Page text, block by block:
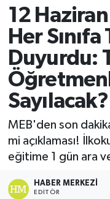
12
Her
Duyurdu:
Sayılacak?
MEB'den son
mi açıklaması!
eğitime 1 gün ara
HABER MERKEZI
EDITÖR
Balya
Bandırma
Bigadiç
BİYOGRAFİLER
Burhaniye
ÇEVRE
DÜNYA
Balıkesir
Balıkesir Trafik
Süper Lig Puan
Tüm Manşetler
Son Dakika
Haber Arşivi